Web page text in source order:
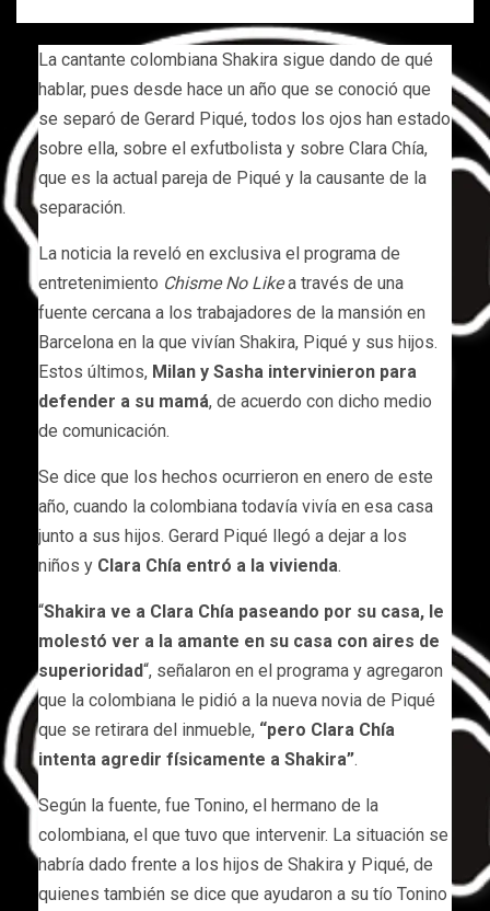
La cantante colombiana Shakira sigue dando de qué
hablar, pues desde hace un año que se conoció que
se separó de Gerard Piqué, todos los ojos han estado
sobre ella, sobre el exfutbolista y sobre Clara Chía,
que es la actual pareja de Piqué y la causante de la
separación.
La noticia la reveló en exclusiva el programa de
entretenimiento Chisme No Likea través de una
fuente cercana a los trabajadores de la mansión en
Barcelona en la que vivían Shakira, Piqué y sus hijos.
Estos últimos, Milan y Sasha intervinieron para
defender a su mamá, de acuerdo con dicho medio
de comunicación.
Se dice que los hechos ocurrieron en enero de este
año, cuando la colombiana todavía vivía en esa casa
junto a sus hijos. Gerard Piqué llegó a dejar a los
niños y Clara Chía entró a la vivienda.
“Shakira ve a Clara Chía paseando por su casa, le
molestó ver a la amante en su casa con aires de
superioridad“, señalaron en el programa y agregaron
que la colombiana le pidió a la nueva novia de Piqué
que se retirara del inmueble, “pero Clara Chía
intenta agredir físicamente a Shakira”.
Según la fuente, fue Tonino, el hermano de la
colombiana, el que tuvo que intervenir. La situación se
habría dado frente a los hijos de Shakira y Piqué, de
quienes también se dice que ayudaron a su tío Tonino